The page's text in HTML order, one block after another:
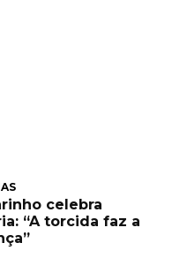
celebra
“A torcida faz a